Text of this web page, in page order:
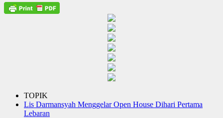
TOPIK
Lis Darmansyah Menggelar Open House Dihari Pertama
Lebaran